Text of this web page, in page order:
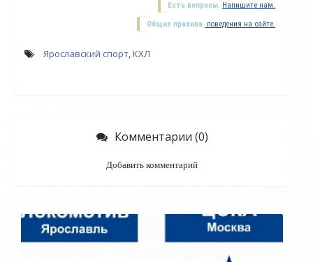
Есть вопросы. Напишите нам.
Общие правила поведения на сайте.
Ярославский спорт,КХЛ
Комментарии (0)
Добавить комментарий